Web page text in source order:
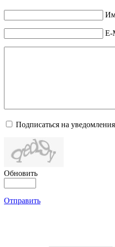
E-
Подписаться на
Обновить
Отправить